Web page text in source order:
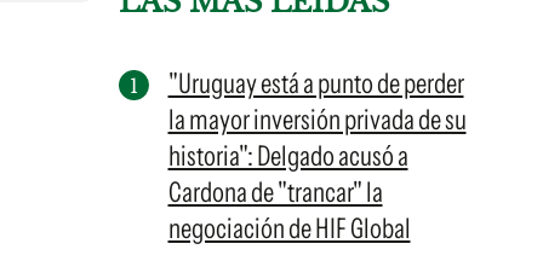
Suscribite x US$ 3,45
"Uruguay está a punto de perder
la mayor inversión privada de su
historia": Delgado acusó a
Cardona de "trancar" la
negociación de HIF Global